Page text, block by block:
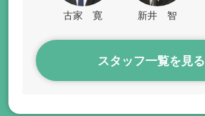
古家 寛 新井 智
スタッフ一覧を見る